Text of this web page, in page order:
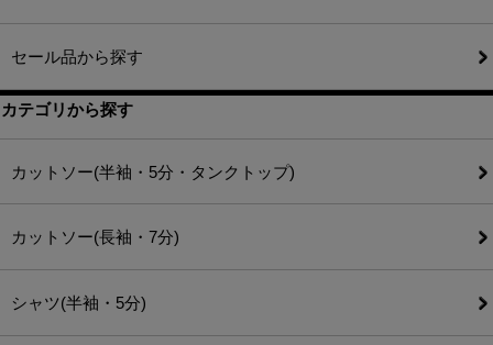
セール品から探す
カテゴリから探す
カットソー(半袖・5分・タンクトップ)
カットソー(長袖・7分)
シャツ(半袖・5分)